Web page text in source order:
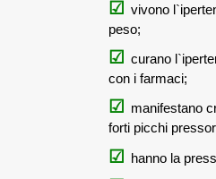
vivono
peso;
curano
con i farmaci;
manifestano
forti picchi
hanno la